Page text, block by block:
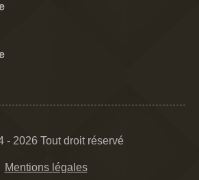
- 2026 Tout droit réservé
Mentions légales